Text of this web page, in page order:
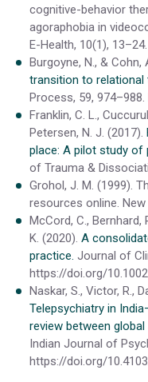
cognitive-behavior
agoraphobia in
E-Health, 10(1), 13–24.
Burgoyne, N., & Cohn,
transition to relational
Process, 59,
Franklin, C. L.,
Petersen, N. J. (2017).
place: A pilot study of
of Trauma &
Grohol, J. M. (1999).
resources online.
McCord, C., Bernhard,
K. (2020). A
practice. Journal of
https://doi.org/
Naskar, S., Victor, R.,
Telepsychiatry in
review between
Indian Journal of
https://doi.org/